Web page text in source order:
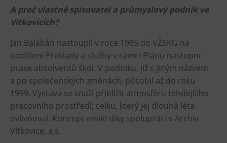
Heligonka
Lezecká stěna
Národní zemědělské muzeum
Fajna Dilna
FUTUREUM
Prohlídky
Dolní Vítkovice
A proč vlastně spisovatel a průmyslový podnik ve
Vítkovicích?
Jan Balabán nastoupil v roce 1985 do VŽSKG na
oddělení Překlady a služby v rámci Plánu nástupní
praxe absolventů škol. V podniku, již s jiným názvem
a po společenských změnách, působil až do roku
1999. Výstava se snaží přiblížit atmosféru tehdejšího
pracovního prostředí; celku, který jej dlouhá léta
ovlivňoval. Koncept vznikl díky spolupráci s Archiv
Vítkovice, a.s.